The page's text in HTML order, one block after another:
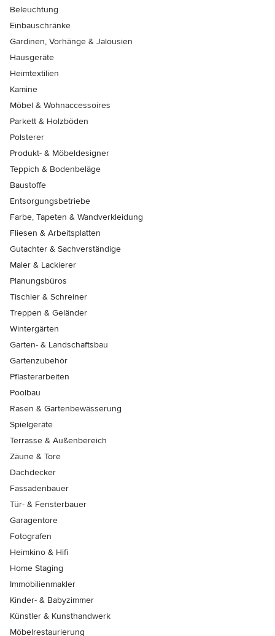
Beleuchtung
Einbauschränke
Gardinen, Vorhänge & Jalousien
Hausgeräte
Heimtextilien
Kamine
Möbel & Wohnaccessoires
Parkett & Holzböden
Polsterer
Produkt- & Möbeldesigner
Teppich & Bodenbeläge
Baustoffe
Entsorgungsbetriebe
Farbe, Tapeten & Wandverkleidung
Fliesen & Arbeitsplatten
Gutachter & Sachverständige
Maler & Lackierer
Planungsbüros
Tischler & Schreiner
Treppen & Geländer
Wintergärten
Garten- & Landschaftsbau
Gartenzubehör
Pflasterarbeiten
Poolbau
Rasen & Gartenbewässerung
Spielgeräte
Terrasse & Außenbereich
Zäune & Tore
Dachdecker
Fassadenbauer
Tür- & Fensterbauer
Garagentore
Fotografen
Heimkino & Hifi
Home Staging
Immobilienmakler
Kinder- & Babyzimmer
Künstler & Kunsthandwerk
Möbelrestaurierung